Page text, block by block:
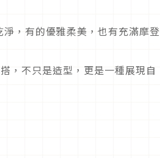
，有的優雅柔美，也有充滿摩登
，不只是造型，更是一種展現自